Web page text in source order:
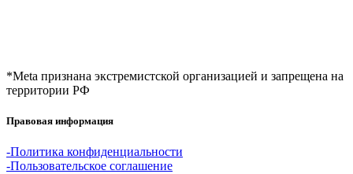
*Meta признана экстремистской организацией и запрещена на
территории РФ
Правовая информация
-Политика конфиденциальности
-Пользовательское соглашение